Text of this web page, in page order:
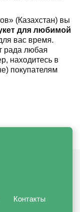
(Казахстан) вы
для любимой
вас время.
рада любая
находитесь в
покупателям
Контакты